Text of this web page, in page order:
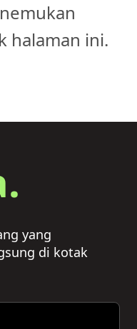
halaman ini.
yang
di kotak